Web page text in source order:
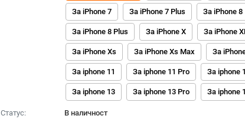
За iPhone 7 За iPhone 7 Plus За iPhone 8
За iPhone 8 Plus За iPhone X За iPhone
За iPhone Xs За iPhone Xs Max За
За iphone 11 За iphone 11 Pro За iphone
За iphone 13 За iphone 13 Pro За iphone
Статус: В наличност